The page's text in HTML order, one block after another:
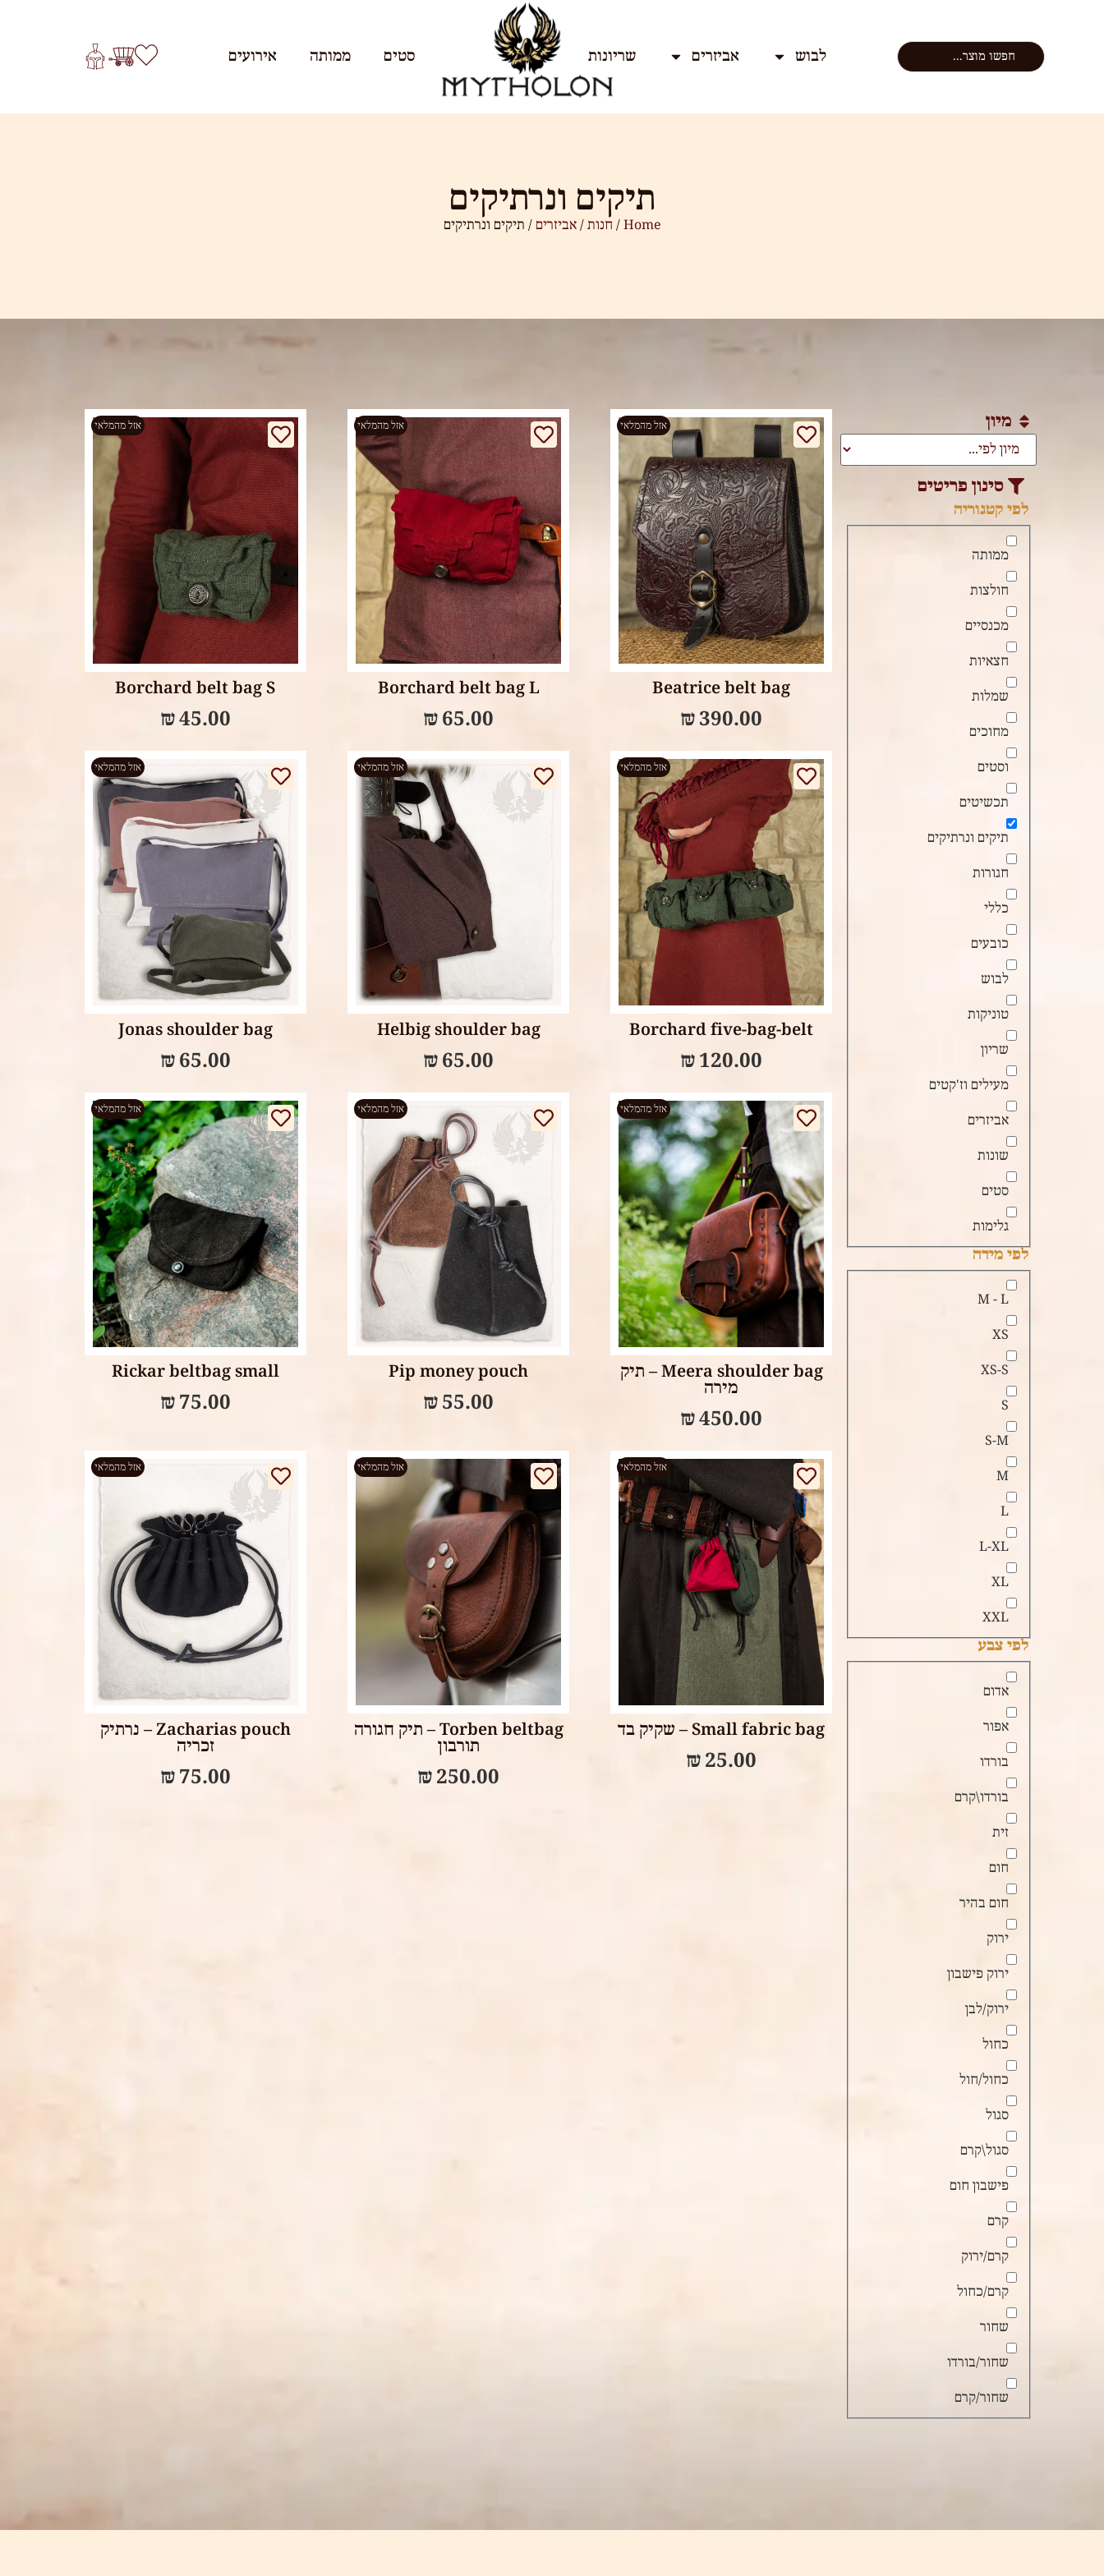
לבוש אביזרים שריונות סטים ממותה אירועים
תיקים ונרתיקים
Home
/ חנות /אביזרים / תיקים ונרתיקים
מיון
סינון פריטים
לפי קטגוריה
ממותה
חולצות
מכנסיים
חצאיות
שמלות
מחוכים
וסטים
תכשיטים
תיקים ונרתיקים
חגורות
כללי
כובעים
לבוש
טוניקות
שריון
מעילים וז'קטים
אביזרים
שונות
סטים
גלימות
לפי מידה
M - L
XS
XS-S
S
S-M
M
L
L-XL
XL
XXL
לפי צבע
אדום
אפור
בורדו
בורדו\קרם
זית
חום
חום בהיר
ירוק
ירוק פישבון
ירוק/לבן
כחול
כחול/חול
סגול
סגול\קרם
פישבון חום
קרם
קרם/ירוק
קרם/כחול
שחור
שחור/בורדו
שחור/קרם
אזל מהמלאי
Select options
Beatrice belt bag
₪ 390.00
אזל מהמלאי
Select options
Borchard belt bag L
₪ 65.00
אזל מהמלאי
Select options
Borchard belt bag S
₪45.00
אזל מהמלאי
Borchard five-bag-belt
₪ 120.00
אזל מהמלאי
Read more
Helbig shoulder bag
₪ 65.00
אזל מהמלאי
Select options
Jonas shoulder bag
₪ 65.00
אזל מהמלאי
Select options
Meera shoulder bag – תיק
מירה
₪450.00
אזל מהמלאי
Select options
Pip money pouch
₪ 55.00
אזל מהמלאי
Select options
Rickar beltbag small
₪ 75.00
אזל מהמלאי
Select options
Small fabric bag – שקיק בד
₪ 25.00
אזל מהמלאי
Select options
Torben beltbag – תיק חגורה
תורבון
₪ 250.00
אזל מהמלאי
Zacharias pouch – נרתיק
זכריה
₪ 75.00